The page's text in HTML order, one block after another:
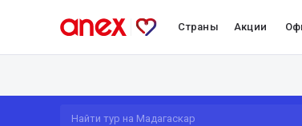
Страны Акции
Найти тур на Мадагаскар